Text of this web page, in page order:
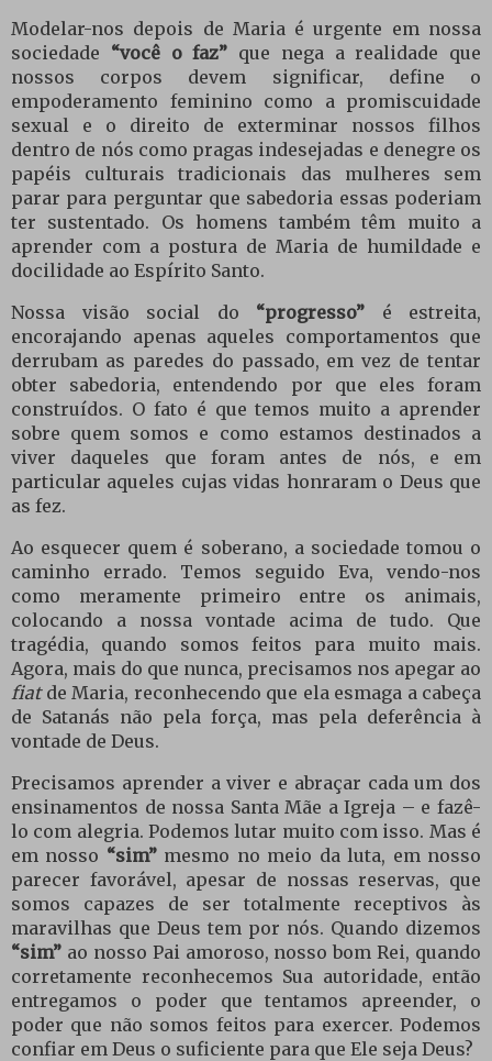
Modelar-nos depois de Maria é urgente em nossa
sociedade “você o faz” que nega a realidade que
nossos corpos devem significar, define o
empoderamento feminino como a promiscuidade
sexual e o direito de exterminar nossos filhos
dentro de nós como pragas indesejadas e denegre os
papéis culturais tradicionais das mulheres sem
parar para perguntar que sabedoria essas poderiam
ter sustentado. Os homens também têm muito a
aprender com a postura de Maria de humildade e
docilidade ao Espírito Santo.
Nossa visão social do “progresso” é estreita,
encorajando apenas aqueles comportamentos que
derrubam as paredes do passado, em vez de tentar
obter sabedoria, entendendo por que eles foram
construídos. O fato é que temos muito a aprender
sobre quem somos e como estamos destinados a
viver daqueles que foram antes de nós, e em
particular aqueles cujas vidas honraram o Deus que
as fez.
Ao esquecer quem é soberano, a sociedade tomou o
caminho errado. Temos seguido Eva, vendo-nos
como meramente primeiro entre os animais,
colocando a nossa vontade acima de tudo. Que
tragédia, quando somos feitos para muito mais.
Agora, mais do que nunca, precisamos nos apegar ao
fiatde Maria, reconhecendo que ela esmaga a cabeça
de Satanás não pela força, mas pela deferência à
vontade de Deus.
Precisamos aprender a viver e abraçar cada um dos
ensinamentos de nossa Santa Mãe a Igreja – e fazê-
lo com alegria. Podemos lutar muito com isso. Mas é
em nosso “sim”mesmo no meio da luta, em nosso
parecer favorável, apesar de nossas reservas, que
somos capazes de ser totalmente receptivos às
maravilhas que Deus tem por nós. Quando dizemos
“sim” ao nosso Pai amoroso, nosso bom Rei, quando
corretamente reconhecemos Sua autoridade, então
entregamos o poder que tentamos apreender, o
poder que não somos feitos para exercer. Podemos
confiar em Deus o suficiente para que Ele seja Deus?